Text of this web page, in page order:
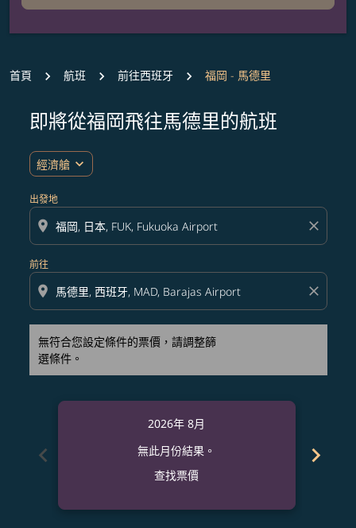
首頁 航班 前往西班牙 福岡 - 馬德里
即將從福岡飛往馬德里的航班
經濟艙 expand_more
出發地
location_on close
前往
location_on close
無符合您設定條件的票價，請調整篩
選條件。
無符合您設定條件的票價，請調整篩選條件。
chevron_left
2026年 8月
無此月份結果。
查找票價
chevron_right